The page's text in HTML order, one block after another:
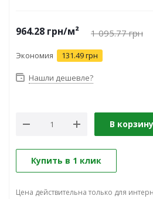
964.28 грн/м² 1 095.77грн
Экономия 131.49 грн
Нашли дешевле?
В корзину
Купить в 1 клик
Цена действительна только для